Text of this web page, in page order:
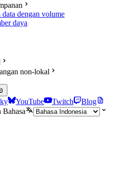
data dengan volume
daya
non-lokal
YouTube Twitch
Blog
Bahasa